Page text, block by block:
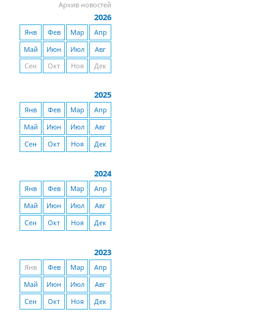
Архив новостей
2026
Янв Фев Мар
Апр
Май
Июн Июл
Авг
Сен
Окт Ноя Дек
2025
Янв Фев Мар
Апр
Май
Июн Июл
Авг
Сен
Окт Ноя Дек
2024
Янв Фев Мар
Апр
Май
Июн Июл
Авг
Сен
Окт Ноя Дек
2023
Янв Фев Мар
Апр
Май
Июн Июл
Авг
Сен
Окт Ноя Дек